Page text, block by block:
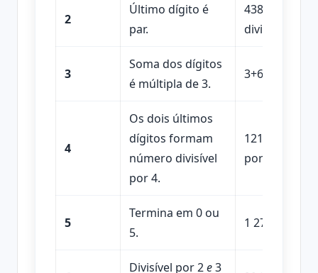
2
Último dígito é
par.
438 termina
divisível.
3
Soma dos dígitos
é múltipla de 3.
3+6+9=18 →
4
Os dois últimos
dígitos formam
número divisível
por 4.
1216 → “16”
por 4.
5
Termina em 0 ou
5.
1 275 →
Divisível por 2e3